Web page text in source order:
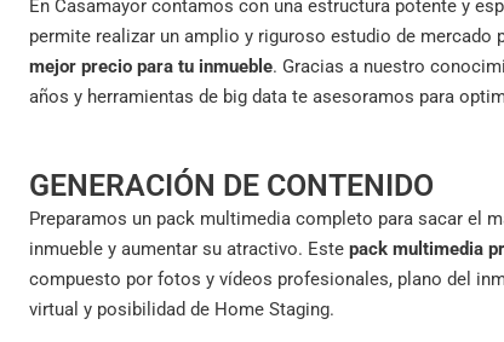
En Casamayor contamos con una estructura potente y
permite realizar un amplio y riguroso estudio de mercado
mejor precio para tu inmueble. Gracias a nuestro
años y herramientas de big data te asesoramos para
GENERACIÓN DE CONTENIDO
Preparamos un pack multimedia completo para sacar el
inmueble y aumentar su atractivo. Este pack multimedia
compuesto por fotos y vídeos profesionales, plano del
virtual y posibilidad de Home Staging.